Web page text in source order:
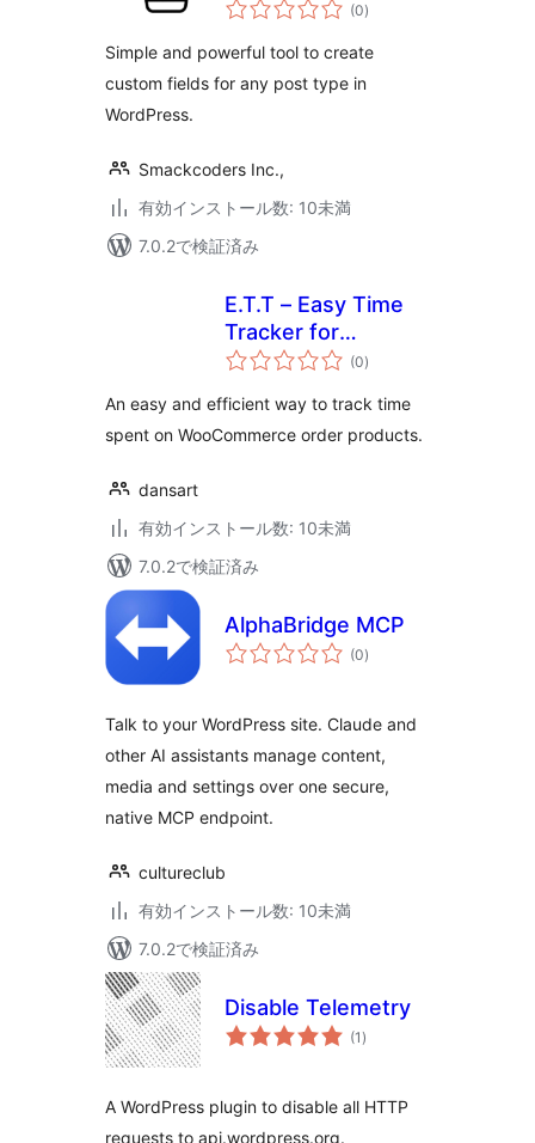
(0の
価
)
Simple and powerful tool to create
custom fields for any post type in
WordPress.
Smackcoders Inc.,
有効インストール数: 10未満
7.0.2で検証済み
E.T.T – Easy Time
Tracker for
WooCommerce
(0個
の
価
)
An easy and efficient way to track time
spent on WooCommerce order products.
dansart
有効インストール数: 10未満
7.0.2で検証済み
AlphaBridge MCP
(0個
の)
Talk to your WordPress site. Claude and
other AI assistants manage content,
media and settings over one secure,
native MCP endpoint.
cultureclub
有効インストール数: 10未満
7.0.2で検証済み
Disable Telemetry
(1 個
の)
A WordPress plugin to disable all HTTP
requests to api.wordpress.org.